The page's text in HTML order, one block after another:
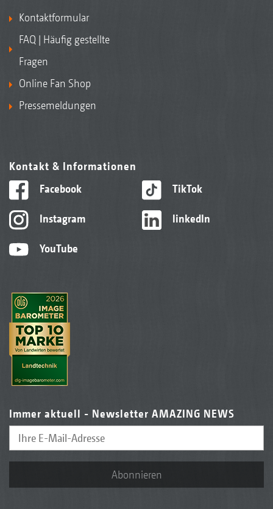
Kontaktformular
FAQ | Häufig gestellte
Fragen
Online Fan Shop
Pressemeldungen
Kontakt & Informationen
Facebook
Instagram
YouTube
TikTok
linkedIn
Immer aktuell - Newsletter AMAZING NEWS
Abonnieren